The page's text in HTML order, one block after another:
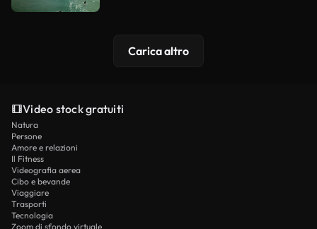
Carica altro
Video stock gratuiti
Natura
Persone
Amore e relazioni
Il Fitness
Videografia aerea
Cibo e bevande
Viaggiare
Trasporti
Tecnologia
Zoom di sfondo virtuale